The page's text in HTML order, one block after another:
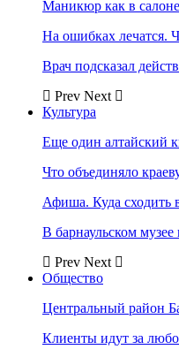
Маникюр как в
На ошибках лечатся.
Врач подсказал
Prev Next
Культура
Еще один алтайский
Что объединяло
Афиша. Куда сходить
В барнаульском
Prev Next
Общество
Центральный район
Клиенты идут за